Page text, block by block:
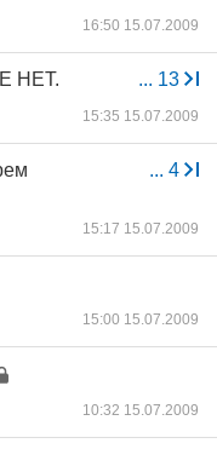
16:50 15.07.2009
... 13
НЕТ.
15:35 15.07.2009
... 4
15:17 15.07.2009
15:00 15.07.2009
10:32 15.07.2009